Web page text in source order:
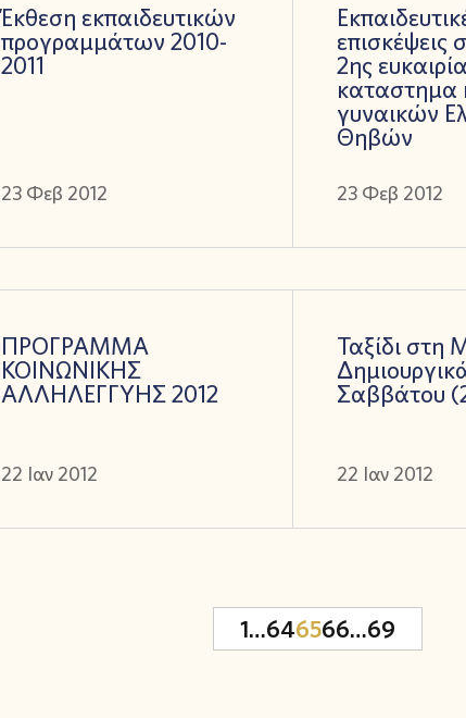
Έκθεση εκπαιδευτικών
προγραμμάτων 2010-
2011
23 Φεβ 2012
επισκέψεις
2ης
καταστημα
γυναικών
Θηβών
23 Φεβ 2012
ΠΡΟΓΡΑΜΜΑ
ΚΟΙΝΩΝΙΚΗΣ
ΑΛΛΗΛΕΓΓΥΗΣ 2012
22 Ιαν 2012
Ταξίδι στη
Σαββάτου
22 Ιαν 2012
1…646566…69